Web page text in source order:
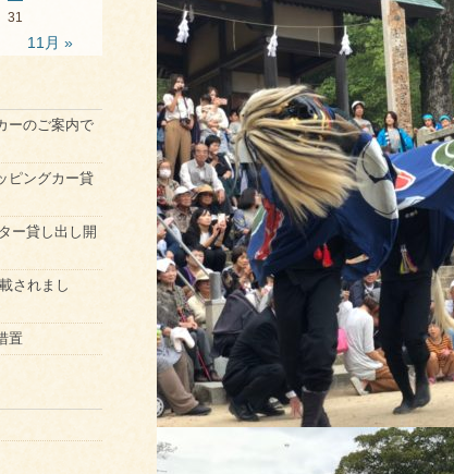
11月 »
31
ーのご案内で
ピングカー貸
ー貸し出し開
されまし
置